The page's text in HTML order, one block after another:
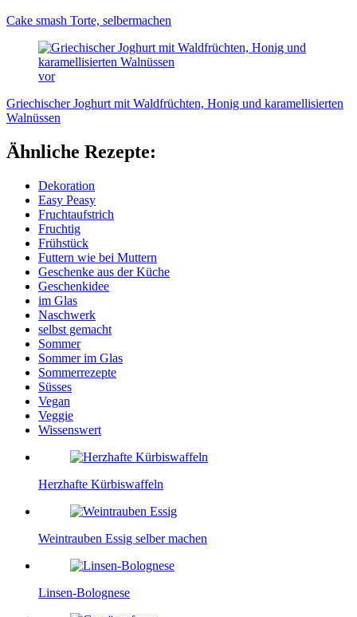
Cake smash Torte, selbermachen
vor
Griechischer Joghurt mit Waldfrüchten, Honig und karamellisierten
Walnüssen
Ähnliche Rezepte:
Dekoration
Easy Peasy
Fruchtaufstrich
Fruchtig
Frühstück
Futtern wie bei Muttern
Geschenke aus der Küche
Geschenkidee
im Glas
Naschwerk
selbst gemacht
Sommer
Sommer im Glas
Sommerrezepte
Süsses
Vegan
Veggie
Wissenswert
Herzhafte Kürbiswaffeln
Weintrauben Essig selber machen
Linsen-Bolognese